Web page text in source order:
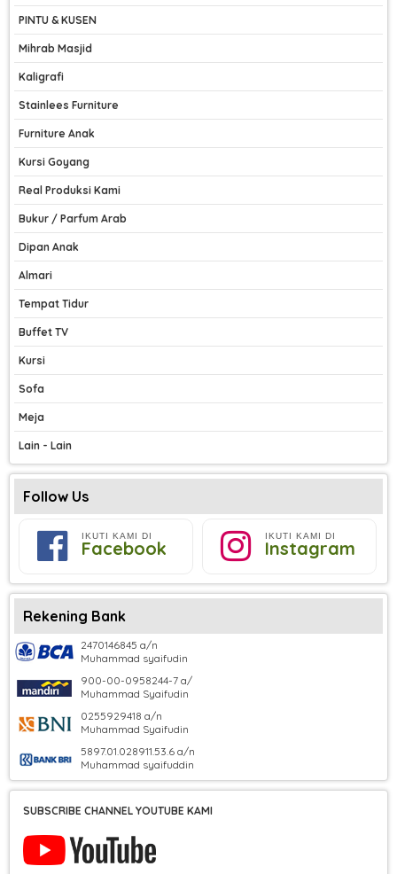
PINTU & KUSEN
Mihrab Masjid
Kaligrafi
Stainlees Furniture
Furniture Anak
Kursi Goyang
Real Produksi Kami
Bukur / Parfum Arab
Dipan Anak
Almari
Tempat Tidur
Buffet TV
Kursi
Sofa
Meja
Lain - Lain
Follow Us
IKUTI KAMI DI
Facebook
IKUTI KAMI DI
Instagram
Rekening Bank
2470146845 a/n
Muhammad syaifudin
900-00-0958244-7 a/
Muhammad Syaifudin
0255929418 a/n
Muhammad Syaifudin
5897.01.028911.53.6 a/n
Muhammad syaifuddin
SUBSCRIBE CHANNEL YOUTUBE KAMI